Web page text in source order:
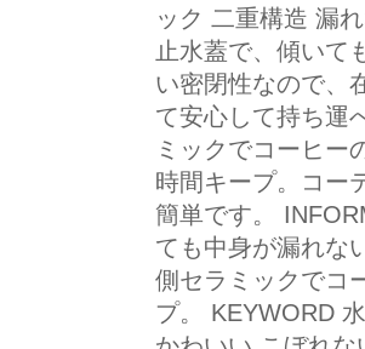
ック 二重構造 漏
止水蓋で、傾いて
い密閉性なので、
て安心して持ち運
ミックでコーヒー
時間キープ。コー
簡単です。
ても中身が漏れな
側セラミックでコ
プ。 KEYWORD